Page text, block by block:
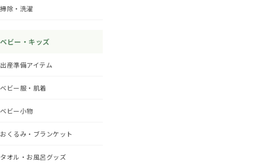
掃除・洗濯
ベビー・キッズ
出産準備アイテム
ベビー服・肌着
ベビー小物
おくるみ・ブランケット
タオル・お風呂グッズ